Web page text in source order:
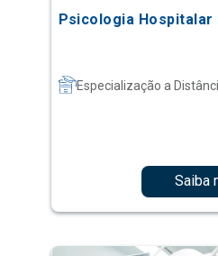
Psicologia Hospitalar
Especialização a
Saiba